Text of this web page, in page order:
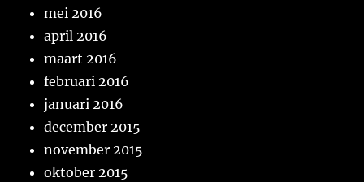
mei 2016
april 2016
maart 2016
februari 2016
januari 2016
december 2015
november 2015
oktober 2015